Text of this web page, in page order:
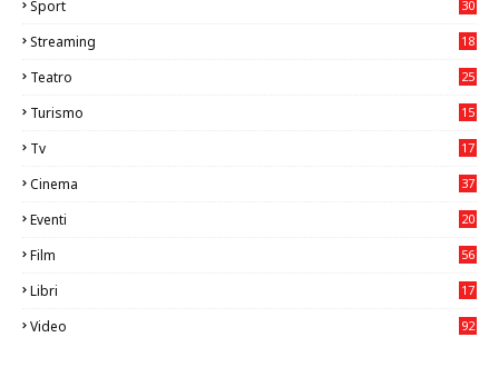
Sport
30
Streaming 18
Teatro
25
Turismo
15
Tv
17
Cinema
37
Eventi
20
Film
56
Libri
17
Video
92